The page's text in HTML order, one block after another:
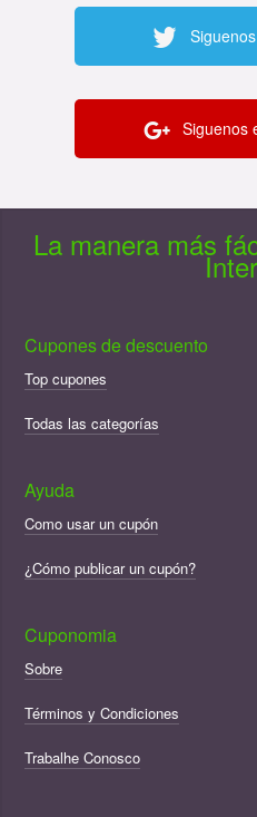
Siguenos
La manera más
Cupones de descuento
Top cupones
Todas las categorías
Ayuda
Como usar un cupón
¿Cómo publicar un cupón?
Cuponomia
Sobre
Términos y Condiciones
Trabalhe Conosco